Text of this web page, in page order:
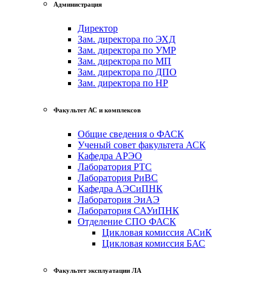
Администрация
Директор
Зам. директора по ЭХД
Зам. директора по УМР
Зам. директора по МП
Зам. директора по ДПО
Зам. директора по НР
Факультет АС и комплексов
Общие сведения о ФАСК
Ученый совет факультета АСК
Кафедра АРЭО
Лаборатория РТС
Лаборатория РиВС
Кафедра АЭСиПНК
Лаборатория ЭиАЭ
Лаборатория САУиПНК
Отделение СПО ФАСК
Цикловая комиссия АСиК
Цикловая комиссия БАС
Факультет эксплуатации ЛА